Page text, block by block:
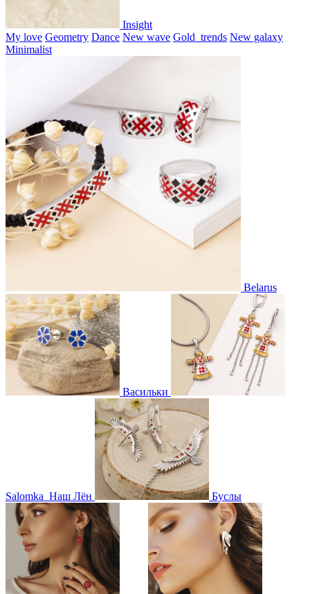
Insight
My love Geometry Dance New wave Gold_trends New galaxy
Minimalist
Belarus
Васильки
Salomka Наш Лён Буслы